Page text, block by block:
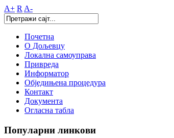
A+ R A-
Почетна
О Дољевцу
Локална самоуправа
Привреда
Информатор
Обједињена процедура
Контакт
Документа
Огласна табла
Популарни линкови